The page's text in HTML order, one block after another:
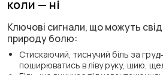
коли — ні
Ключові сигнали, що можуть
природу болю:
Стискаючий, тиснучий біль за
поширюватись в ліву руку, шию,